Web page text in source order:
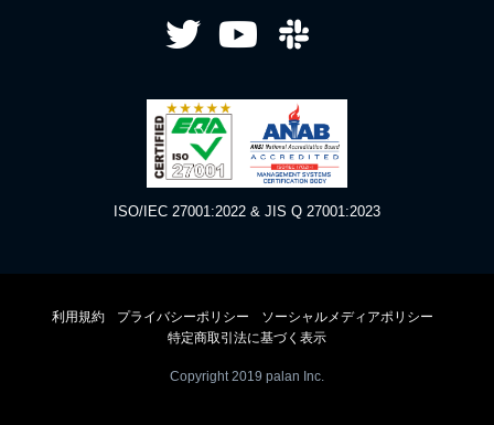
ISO/IEC 27001:2022 & JIS Q 27001:2023
利用規約 プライバシーポリシー
ソーシャルメディアポリシー
特定商取引法に基づく表示
Copyright 2019 palan Inc.